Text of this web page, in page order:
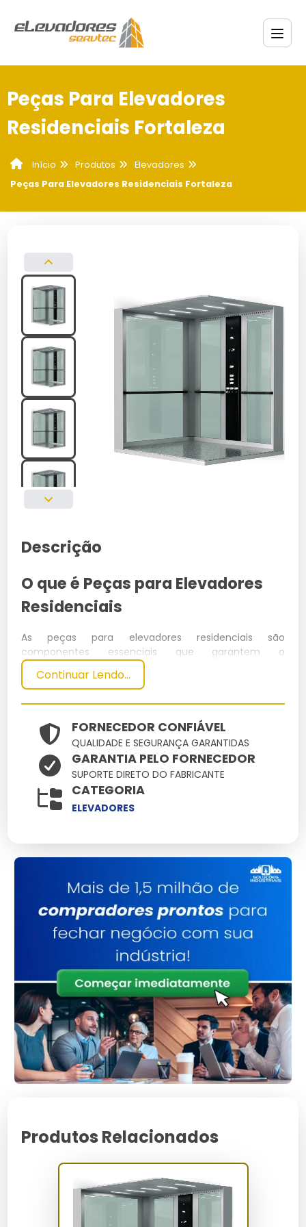
Peças Para Elevadores
Residenciais Fortaleza
Início Produtos
Elevadores
Peças Para Elevadores Residenciais Fortaleza
Descrição
O que é Peças para Elevadores
Residenciais
As peças para elevadores residenciais são
componentes essenciais que garantem o
funcionamento seguro e eficiente dos elevadores em
ambientes domésticos. Elas incluem itens como
em residências.
Especificações Técnicas
Dimensões
(cm)
Peso
(kg)
Material
inoxidável
Benefícios
Durabilidade:Peças feitas de materiais resistentes
garantem longa vida útil.
Sistemas de travamento avançados
protegem os usuários.
Eficiência Energética:Motores otimizados reduzem
o consumo de energia.
Conforto: Operação silenciosa proporciona uma
experiência tranquila.
Customização:Opções personalizáveis para atender
diferentes necessidades estéticas.
Facilidade de manutenção:Design que permite
acesso rápido para reparos.
proprietários de casas com múltiplos andares,
condomínios e edifícios que priorizam acessibilidade,
assim como empresas de manutenção que buscam
componentes de alta qualidade para reparos.
Continuar Lendo...
FORNECEDOR CONFIÁVEL
QUALIDADE E SEGURANÇA GARANTIDAS
GARANTIA PELO FORNECEDOR
SUPORTE DIRETO DO FABRICANTE
CATEGORIA
ELEVADORES
Produtos Relacionados